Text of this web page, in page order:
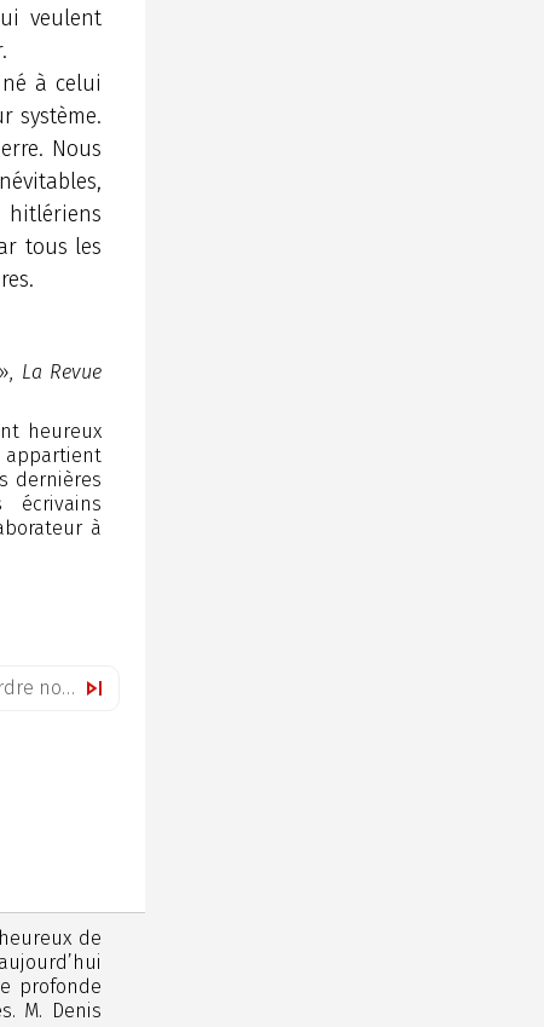
veulent
à celui
système.
Nous
hitlériens
tous les
», La Revue
heureux
dernières
écrivains
à
de
profonde
M. Denis
Positions d’attaque pour l’ordre nouveau (décembre 1933)